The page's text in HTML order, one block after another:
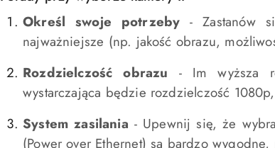
Określ swoje potrzeby - Zastanów
najważniejsze (np. jakość obrazu,
Rozdzielczość obrazu - Im wyższa
wystarczająca będzie rozdzielczość
System zasilania - Upewnij się, że
(Power over Ethernet) są bardzo